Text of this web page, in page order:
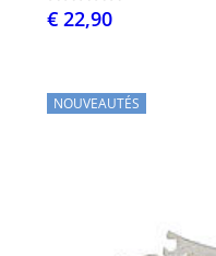
€ 22,90
NOUVEAUTÉS